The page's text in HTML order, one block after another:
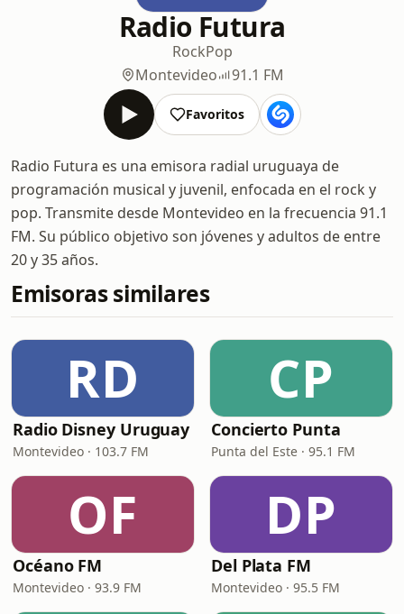
Radio Futura
RockPop
Montevideo
91.1 FM
Favoritos
Radio Futura es una emisora radial uruguaya de
programación musical y juvenil, enfocada en el rock y
pop. Transmite desde Montevideo en la frecuencia 91.1
FM. Su público objetivo son jóvenes y adultos de entre
20 y 35 años.
Emisoras similares
RD
Radio Disney Uruguay
Montevideo · 103.7 FM
CP
Concierto Punta
Punta del Este · 95.1 FM
OF
Océano FM
Montevideo · 93.9 FM
DP
Del Plata FM
Montevideo · 95.5 FM